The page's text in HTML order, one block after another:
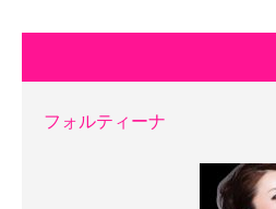
フォルティーナ